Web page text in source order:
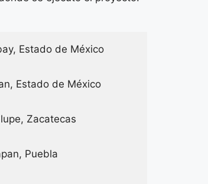
Estado de México
Estado de México
Zacatecas
Puebla